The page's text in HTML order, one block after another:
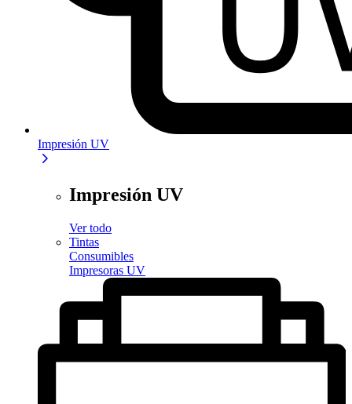
Impresión UV
Impresión UV
Ver todo
Tintas
Consumibles
Impresoras UV